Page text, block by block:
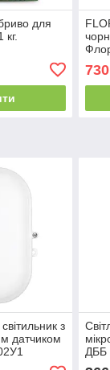
для
кг.
730
з
датчиком
1200Лм
ДББ